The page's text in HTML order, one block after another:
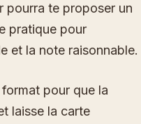
pourra te proposer un
pratique pour
et la note raisonnable.
pour que la
laisse la carte